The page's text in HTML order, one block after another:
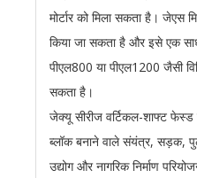
मोर्टार को मिला सकता है।
किया जा सकता है और इसे एक
पीएल800 या पीएल1200 जैसी
सकता है।
जेक्यू सीरीज वर्टिकल-शाफ्ट
ब्लॉक बनाने वाले संयंत्र, सड़क,
उद्योग और नागरिक निर्माण